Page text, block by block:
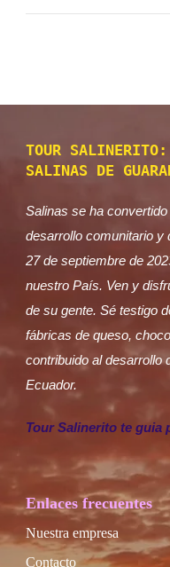
TOUR
SALINAS DE
Salinas se ha
desarrollo comunitario y
27 de septiembre de
nuestro País. Ven y
de su gente. Sé testigo
fábricas de queso,
contribuido al desarrollo
Ecuador.
Tour Salinerito te guia
Enlaces frecuentes
Nuestra empresa
Contacto